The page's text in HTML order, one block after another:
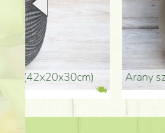
arany színű kerámia váza (40x26cm)
32 250 Ft